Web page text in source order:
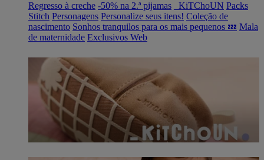
Regresso à creche -50% na 2.ª pijamas _KiTChoUN Packs
Stitch Personagens Personalize seus itens! Coleção de
nascimento Sonhos tranquilos para os mais pequenos 💤 Mala
de maternidade Exclusivos Web